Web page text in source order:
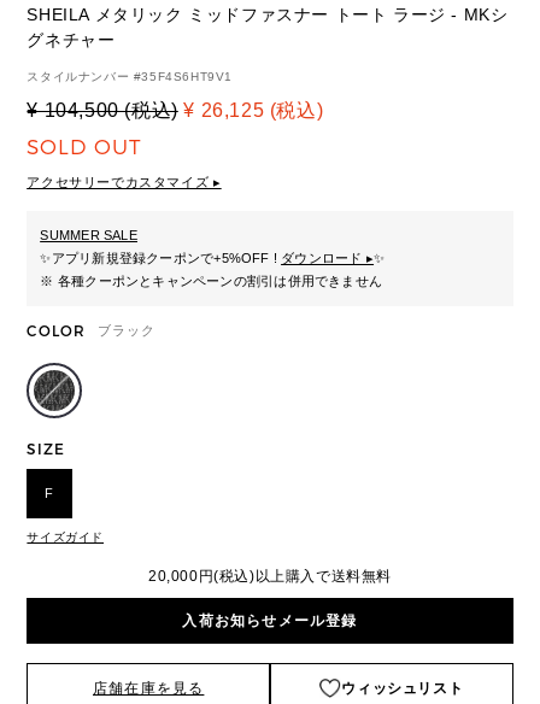
SHEILA メタリック ミッドファスナー トート ラージ - MKシ
グネチャー
スタイルナンバー #35F4S6HT9V1
¥ 104,500 (税込) ¥ 26,125 (税込)
SOLD OUT
アクセサリーでカスタマイズ ▸
SUMMER SALE
✨アプリ新規登録クーポンで+5%OFF ! ダウンロード ▸✨
※ 各種クーポンとキャンペーンの割引は併用できません
COLOR ブラック
SIZE
F
サイズガイド
20,000円(税込)以上購入で送料無料
入荷お知らせメール登録
店舗在庫を見る ウィッシュリスト